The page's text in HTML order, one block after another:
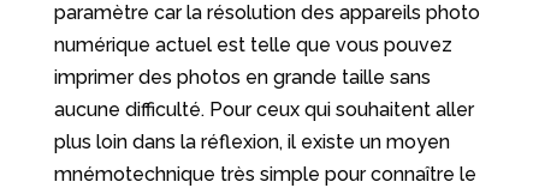
paramètre car la résolution des appareils photo
numérique actuel est telle que vous pouvez
imprimer des photos en grande taille sans
aucune difficulté. Pour ceux qui souhaitent aller
plus loin dans la réflexion, il existe un moyen
mnémotechnique très simple pour connaître le